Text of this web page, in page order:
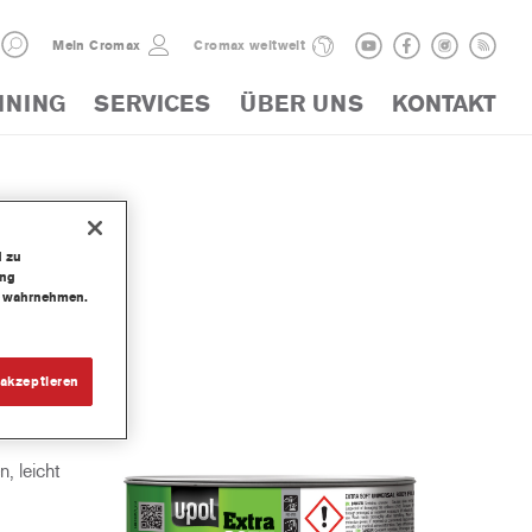
Mein Cromax Cromax weltweit
SERVICES ÜBER UNS KONTAKT
leicht
zu